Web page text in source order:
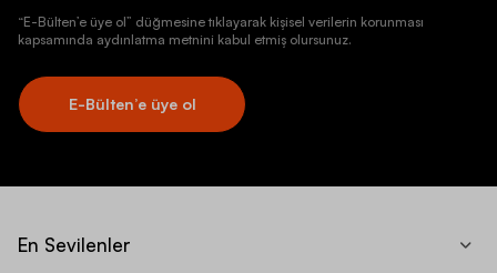
“E-Bülten’e üye ol” düğmesine tıklayarak kişisel verilerin korunması
kapsamında aydınlatma metnini kabul etmiş olursunuz.
E-Bülten’e üye ol
En Sevilenler